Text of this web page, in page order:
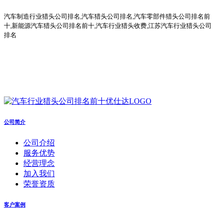
汽车制造行业猎头公司 排名 ,汽车猎头公司排名,汽车零部件猎头公司排名前
十,新能源汽车猎头公司排名前十,汽车行业猎头收费,江苏汽车行业猎头公司
排名
公司简介
公司介绍
服务优势
经营理念
加入我们
荣誉资质
客户案例